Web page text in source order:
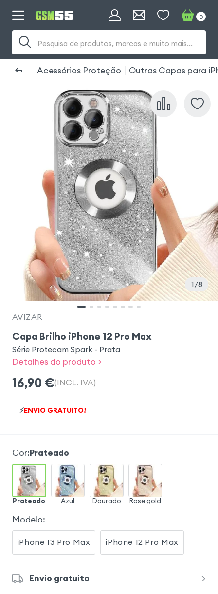
Pesquisa de produtos, marcas e muito mais...
0
Acessórios Proteção Outras Capas para
1 8
AVIZAR
Capa Brilho iPhone 12 Pro Max
Série Protecam Spark - Prata
Detalhes do produto >
16,90 €(INCL. IVA)
⚡ENVIO GRATUITO!
Cor:Prateado
Prateado Azul Dourado Rose gold
Modelo:
iPhone 13 Pro Max iPhone 12 Pro Max
Envio gratuito